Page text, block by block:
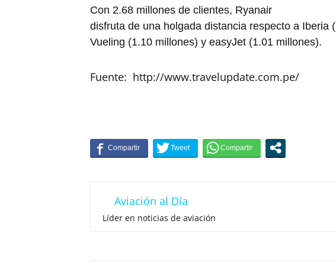
Con 2.68 millones de clientes, Ryanair
disfruta de una holgada distancia respecto a Iberia
Vueling (1.10 millones) y easyJet (1.01 millones).
Fuente: http://www.travelupdate.com.pe/
Aviación al Día
Líder en noticias de aviación